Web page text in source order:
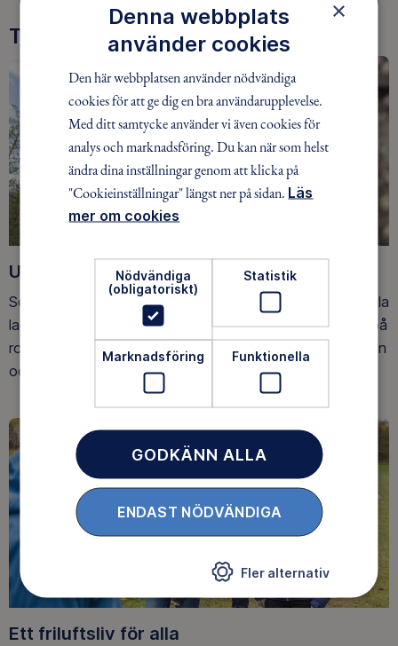
Tre goda skäl att bli medlem
Upptäck nya äventyr
Som medlem har du tillgång till alla våra äventyr, över hela
landet. Våra ideella ledare guidar barn, unga och vuxna på
roliga och trygga äventyr i skogen, på vattnet, snön, isen
och på fjället.
Ett friluftsliv för alla
×
Denna webbplats
använder cookies
Den här webbplatsen använder nödvändiga
cookies för att ge dig en bra användarupplevelse.
Med ditt samtycke använder vi även cookies för
analys och marknadsföring. Du kan när som helst
ändra dina inställningar genom att klicka på
"Cookieinställningar" längst ner på sidan. Läs
mer om cookies
Nödvändiga
(obligatoriskt)
Statistik
Marknadsföring Funktionella
GODKÄNN ALLA
ENDAST NÖDVÄNDIGA
Fler alternativ